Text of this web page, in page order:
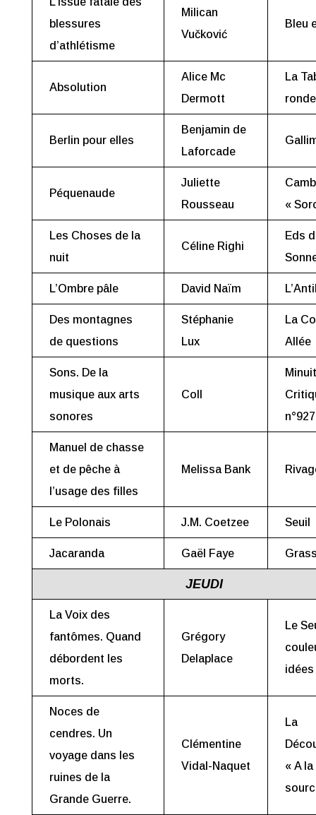
blessures
d’athlétisme
Milican
Vučković
Bleu
Absolution
Alice Mc
Dermott
La
ronde
Berlin pour elles
Benjamin de
Laforcade
Péquenaude
Juliette
Rousseau
«
Les Choses de la
nuit
Céline Righi
Eds
L’Ombre pâle David Naïm
Des montagnes
de questions
Stéphanie
Lux
La
Allée
Sons. De la
musique aux arts
sonores
Coll
Manuel de chasse
et de pêche à
l’usage des filles
Melissa Bank
Le Polonais J.M. Coetzee Seuil
Jacaranda Gaël Faye
JEUDI
La Voix des
fantômes. Quand
débordent les
morts.
Grégory
Delaplace
Le
idées
Noces de
cendres. Un
voyage dans les
ruines de la
Grande Guerre.
Clémentine
Vidal-Naquet
La
« A la